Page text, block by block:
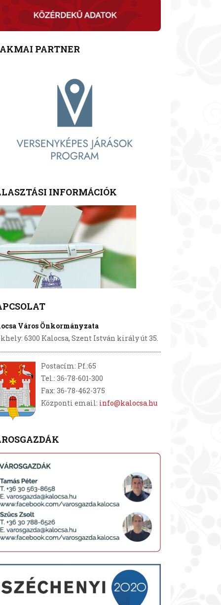
PARTNER
INFORMÁCIÓK
Város Önkormányzata
6300 Kalocsa, Szent István király út 35.
Postacím: Pf.:65
Tel.: 36-78-601-300
Fax: 36-78-462-375
Központi email: info@kalocsa.hu